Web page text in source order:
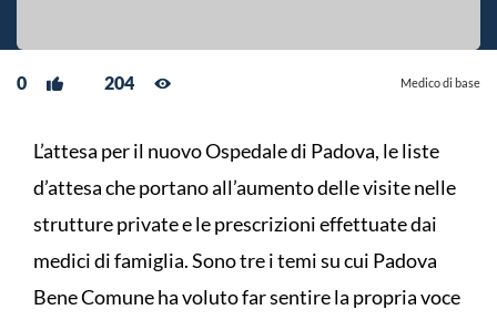
0 204 Medico di base
L’attesa per il nuovo Ospedale di Padova, le liste
d’attesa che portano all’aumento delle visite nelle
strutture private e le prescrizioni effettuate dai
medici di famiglia. Sono tre i temi su cui Padova
Bene Comune ha voluto far sentire la propria voce